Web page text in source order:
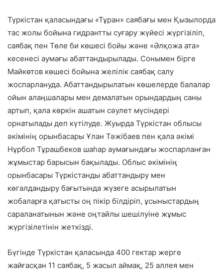
Түркістан қаласындағы «Тұран» саябағы мен Қызылорда
тас жолы бойына гидрантты суғару жүйесі жүргізіліп,
саябақ пен Төле би көшесі бойы және «Әлқожа ата»
кесенесі аумағы абаттандырылады. Сонымен бірге
Майкөтов көшесі бойына желілік саябақ салу
жоспарлануда. Абаттандырылатын көшелерде балалар
ойын алаңшалары мен демалатын орындардың саны
артып, қала көркін ашатын сәулет мүсіндері
орнатылады деп күтілуде. Жуырда Түркістан облысы
әкімінің орынбасары Ұлан Тәжібаев пен қала әкімі
Нұрбол Тұрашбеков шаһар аумағындағы жоспарланған
жұмыстар барысын бақылады. Облыс әкімінің
орынбасары Түркістанды абаттандыру мен
көгалдандыру бағытында жүзеге асырылатын
жобаларға қатысты оң пікір білдіріп, ұсыныстардың
сараланатынын және оңтайлы шешілуіне жұмыс
жүргізілетінін жеткізді.
Бүгінде Түркістан қаласында 400 гектар жерге
жайғасқан 11 саябақ, 5 жасыл аймақ, 25 аллея мен